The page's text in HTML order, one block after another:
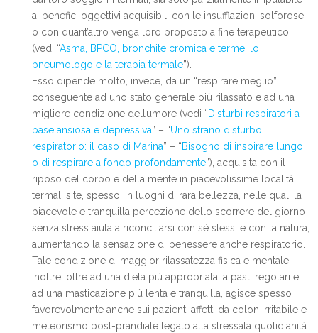
ai benefici oggettivi acquisibili con le insufflazioni solforose
o con quant’altro venga loro proposto a fine terapeutico
(vedi “Asma, BPCO, bronchite cromica e terme: lo
pneumologo e la terapia termale”).
Esso dipende molto, invece, da un “respirare meglio”
conseguente ad uno stato generale più rilassato e ad una
migliore condizione dell’umore (vedi “Disturbi respiratori a
base ansiosa e depressiva” – “Uno strano disturbo
respiratorio: il caso di Marina” – “Bisogno di inspirare lungo
o di respirare a fondo profondamente”), acquisita con il
riposo del corpo e della mente in piacevolissime località
termali site, spesso, in luoghi di rara bellezza, nelle quali la
piacevole e tranquilla percezione dello scorrere del giorno
senza stress aiuta a riconciliarsi con sé stessi e con la natura,
aumentando la sensazione di benessere anche respiratorio.
Tale condizione di maggior rilassatezza fisica e mentale,
inoltre, oltre ad una dieta più appropriata, a pasti regolari e
ad una masticazione più lenta e tranquilla, agisce spesso
favorevolmente anche sui pazienti affetti da colon irritabile e
meteorismo post-prandiale legato alla stressata quotidianità